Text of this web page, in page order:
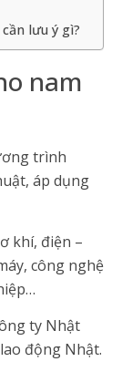
lưu ý gì?
nam
trình
áp dụng
khí, điện –
công nghệ
ty Nhật
động Nhật.